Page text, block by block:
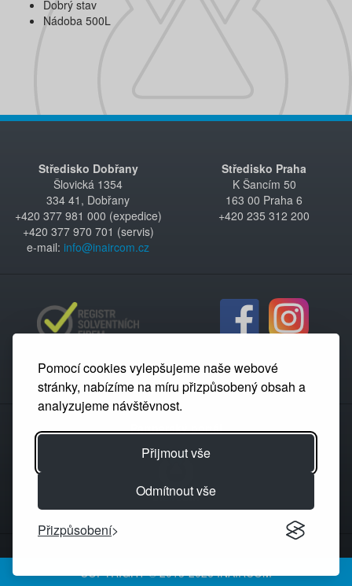
Pomocí cookies vylepšujeme naše webové
stránky, nabízíme na míru přizpůsobený obsah a
analyzujeme návštěvnost.
Přijmout vše
Odmítnout vše
Přizpůsobení
Dobrý stav
Nádoba 500L
Středisko Dobřany
Šlovická 1354
334 41, Dobřany
+420 377 981 000 (expedice)
+420 377 970 701 (servis)
e-mail: info@inaircom.cz
Středisko Praha
K Šancím 50
163 00 Praha 6
+420 235 312 200
Partnerský portál
COPYRIGHT © 2013-2026 INAIRCOM